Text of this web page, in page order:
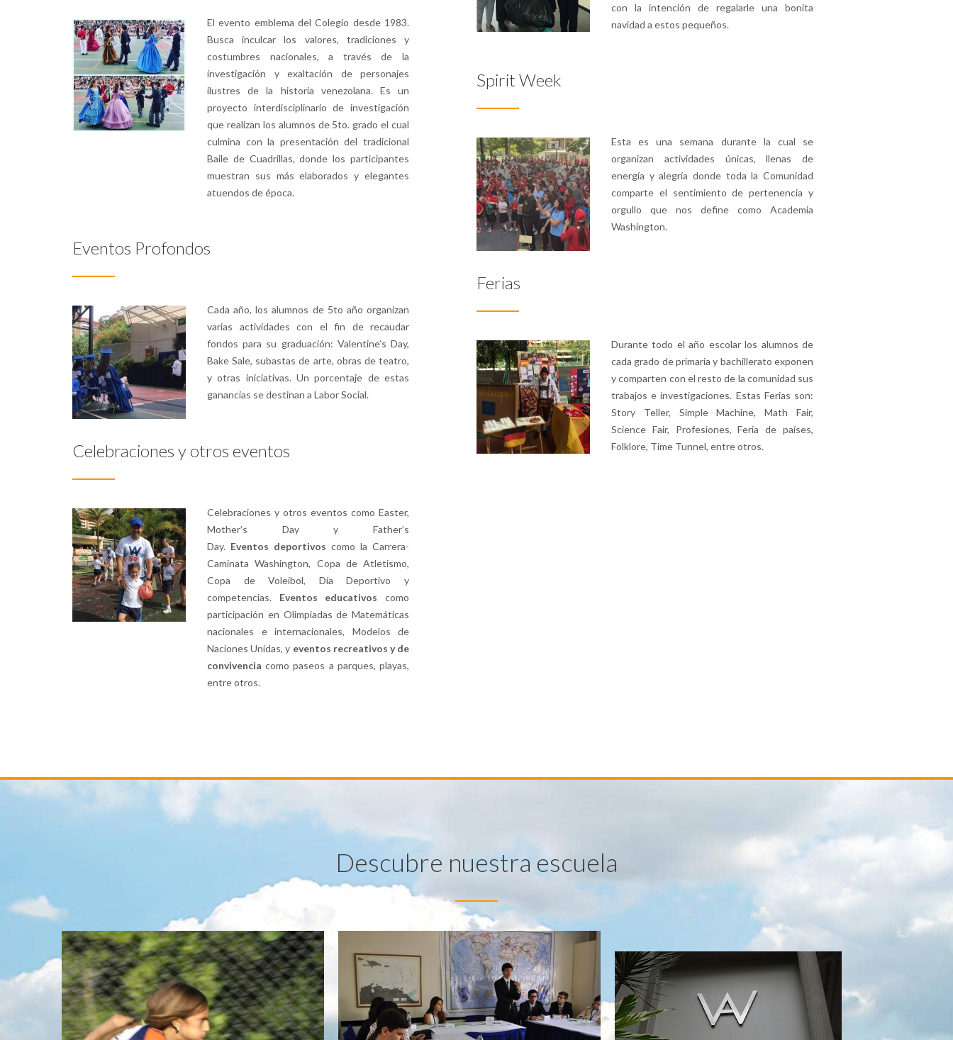
El evento emblema del Colegio desde 1983.
Busca inculcar los valores, tradiciones y
costumbres nacionales, a través de la
investigación y exaltación de personajes
ilustres de la historia venezolana. Es un
proyecto interdisciplinario de investigación
que realizan los alumnos de 5to. grado el cual
culmina con la presentación del tradicional
Baile de Cuadrillas, donde los participantes
muestran sus más elaborados y elegantes
atuendos de época.
Eventos Profondos
Cada año, los alumnos de 5to año organizan
varias actividades con el fin de recaudar
fondos para su graduación: Valentine’s Day,
Bake Sale, subastas de arte, obras de teatro,
y otras iniciativas. Un porcentaje de estas
ganancias se destinan a Labor Social.
Celebraciones y otros eventos
Celebraciones y otros eventos como Easter,
Mother’s Day y Father’s
Day. Eventos deportivos como la Carrera-
Caminata Washington, Copa de Atletismo,
Copa de Voleibol, Día Deportivo y
competencias. Eventos educativos como
participación en Olimpiadas de Matemáticas
nacionales e internacionales, Modelos de
Naciones Unidas, y eventos recreativos y de
convivencia como paseos a parques, playas,
entre otros.
con la intención de regalarle una bonita
navidad a estos pequeños.
Spirit Week
Esta es una semana durante la cual se
organizan actividades únicas, llenas de
energía y alegría donde toda la Comunidad
comparte el sentimiento de pertenencia y
orgullo que nos define como Academia
Washington.
Ferias
Durante todo el año escolar los alumnos de
cada grado de primaria y bachillerato exponen
y comparten con el resto de la comunidad sus
trabajos e investigaciones. Estas Ferias son:
Story Teller, Simple Machine, Math Fair,
Science Fair, Profesiones, Feria de países,
Folklore, Time Tunnel, entre otros.
Descubre nuestra escuela